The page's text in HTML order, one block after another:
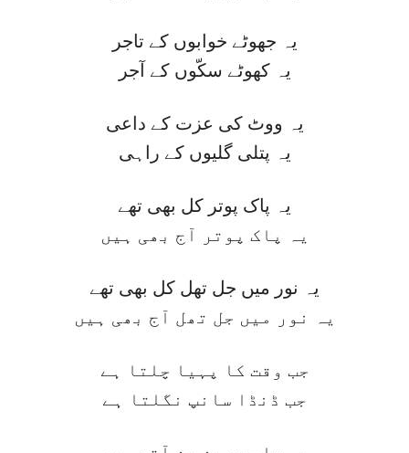
یہ جھوٹے خوابوں کے تاجر
یہ کھوٹے سکّوں کے آجر
یہ ووٹ کی عزت کے داعی
یہ پتلی گلیوں کے راہی
یہ پاک پوتر کل بھی تھے
یہ پاک پوتر آج بھی ہیں
یہ نور میں جل تھل کل بھی تھے
یہ نور میں جل تھل آج بھی ہیں
جب وقت کا پہیا چلتا ہے
جب ڈنڈا سانپ نگلتا ہے